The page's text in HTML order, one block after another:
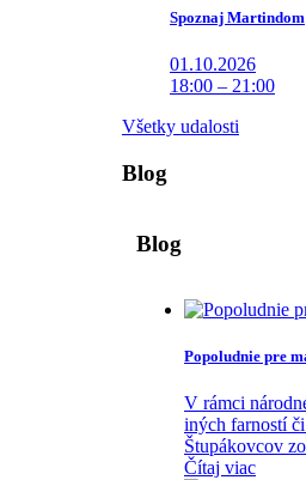
Spoznaj Martindom
01.10.2026
18:00 – 21:00
Všetky udalosti
Blog
Blog
Popoludnie pre
V rámci
iných farností
Štupákovcov
Čítaj viac